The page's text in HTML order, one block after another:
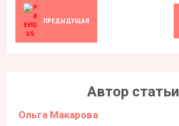
ПРЕДЫДУЩАЯ
Автор статьи
Ольга Макарова